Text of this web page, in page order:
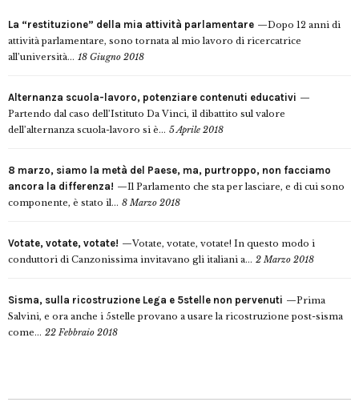
La “restituzione” della mia attività parlamentare
Dopo 12 anni di
attività parlamentare, sono tornata al mio lavoro di ricercatrice
all’università... 18 Giugno 2018
Alternanza scuola-lavoro, potenziare contenuti educativi
Partendo dal caso dell’Istituto Da Vinci, il dibattito sul valore
dell’alternanza scuola-lavoro si è... 5 Aprile 2018
8 marzo, siamo la metà del Paese, ma, purtroppo, non facciamo
ancora la differenza!
Il Parlamento che sta per lasciare, e di cui sono
componente, è stato il... 8 Marzo 2018
Votate, votate, votate!
Votate, votate, votate! In questo modo i
conduttori di Canzonissima invitavano gli italiani a... 2 Marzo 2018
Sisma, sulla ricostruzione Lega e 5stelle non pervenuti
Prima
Salvini, e ora anche i 5stelle provano a usare la ricostruzione post-sisma
come... 22 Febbraio 2018